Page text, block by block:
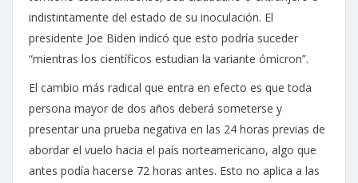
indistintamente del estado de su inoculación. El
presidente Joe Biden indicó que esto podría suceder
“mientras los científicos estudian la variante ómicron”.
El cambio más radical que entra en efecto es que toda
persona mayor de dos años deberá someterse y
presentar una prueba negativa en las 24 horas previas de
abordar el vuelo hacia el país norteamericano, algo que
antes podía hacerse 72 horas antes. Esto no aplica a las